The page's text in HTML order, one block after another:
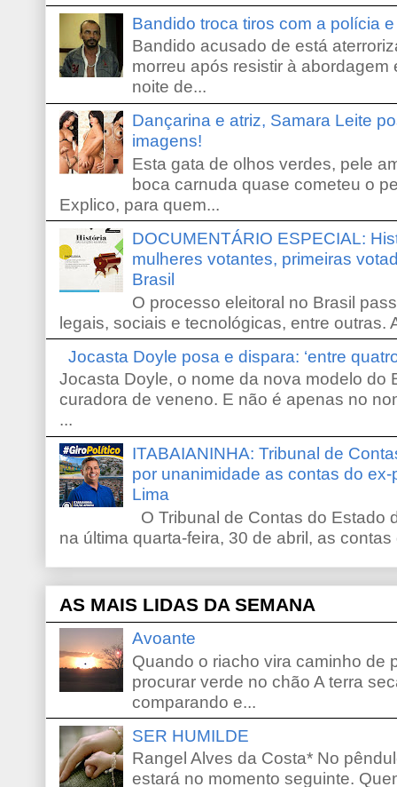
Bandido troca tiros com a polícia
Bandido acusado de está
morreu após resistir à
noite de...
Dançarina e atriz, Samara Leite
imagens!
Esta gata de olhos verdes, pele
boca carnuda quase cometeu o
Explico, para quem...
DOCUMENTÁRIO ESPECIAL:
mulheres votantes, primeiras
Brasil
O processo eleitoral no Brasil
legais, sociais e tecnológicas, entre outras.
Jocasta Doyle posa e dispara: ‘entre
Jocasta Doyle, o nome da nova modelo do
curadora de veneno. E não é apenas no
...
ITABAIANINHA: Tribunal de
por unanimidade as contas do
Lima
O Tribunal de Contas do Estado
na última quarta-feira, 30 de abril, as
AS MAIS LIDAS DA SEMANA
Avoante
Quando o riacho vira caminho de
procurar verde no chão A terra
comparando e...
SER HUMILDE
Rangel Alves da Costa* No
estará no momento seguinte.